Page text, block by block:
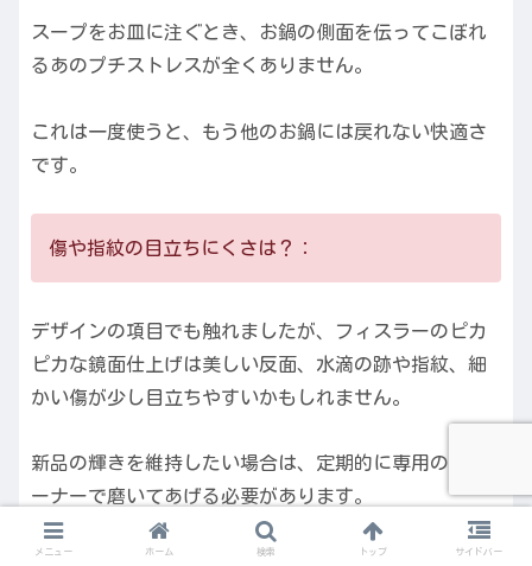
スープをお皿に注ぐとき、お鍋の側面を伝ってこぼれ
るあのプチストレスが全くありません。
これは一度使うと、もう他のお鍋には戻れない快適さ
です。
傷や指紋の目立ちにくさは？：
デザインの項目でも触れましたが、フィスラーのピカ
ピカな鏡面仕上げは美しい反面、水滴の跡や指紋、細
かい傷が少し目立ちやすいかもしれません。
新品の輝きを維持したい場合は、定期的に専用のクリ
ーナーで磨いてあげる必要があります。
一方ツヴィリングのサテン仕上げ（マット）は、小傷
メニュー ホーム 検索 トップ サイドバー